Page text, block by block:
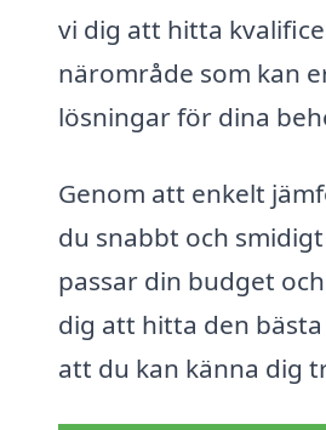
vi dig att hitta
närområde som kan
lösningar för dina
Genom att enkelt
du snabbt och
passar din budget
dig att hitta den
att du kan känna dig